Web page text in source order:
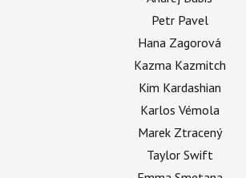
Petr Pavel
Hana Zagorová
Kazma Kazmitch
Kim Kardashian
Karlos Vémola
Marek Ztracený
Taylor Swift